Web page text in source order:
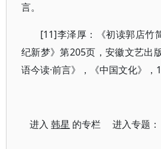
言。
[11]李泽厚：《初读郭店竹
纪新梦》第205页，安徽文艺出
语今读·前言》，《中国文化》，
进入韩星 的专栏 进入专题